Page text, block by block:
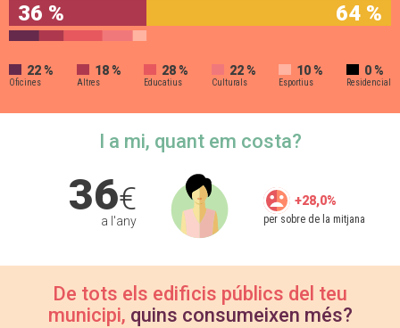
36 % 64 %
22 %
Oficines
18 %
Altres
28 %
Educatius
22 %
Culturals
10 %
Esportius
0 %
Residencial
I a mi, quant em costa?
36€
a l'any
+28,0%
per sobre de la mitjana
De tots els edificis públics del teu
municipi, quins consumeixen més?